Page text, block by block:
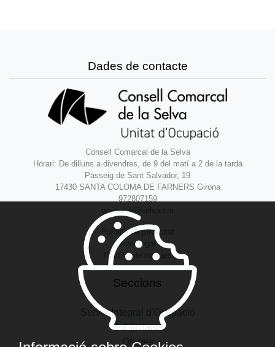
Dades de contacte
Consell Comarcal de la Selva
Horari: De dilluns a divendres, de 9 del matí a 2 de la tarda
Passeig de Sant Salvador, 19
17430 SANTA COLOMA DE FARNERS Girona
972807159
ocupacio@selva.cat
Política de privacitat
Avís legal
Política de cookies
Seccions
Servei Integral d'Ocupació
Sol·licitants
Ofertes